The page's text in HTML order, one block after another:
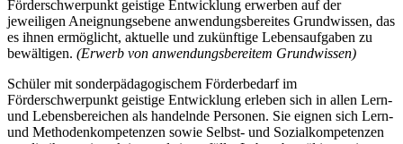
Förderschwerpunkt geistige Entwicklung erwerben auf der
jeweiligen Aneignungsebene anwendungsbereites Grundwissen, das
es ihnen ermöglicht, aktuelle und zukünftige Lebensaufgaben zu
bewältigen. (Erwerb von anwendungsbereitem Grundwissen)
Schüler mit sonderpädagogischem Förderbedarf im
Förderschwerpunkt geistige Entwicklung erleben sich in allen Lern-
und Lebensbereichen als handelnde Personen. Sie eignen sich Lern-
und Methodenkompetenzen sowie Selbst- und Sozialkompetenzen